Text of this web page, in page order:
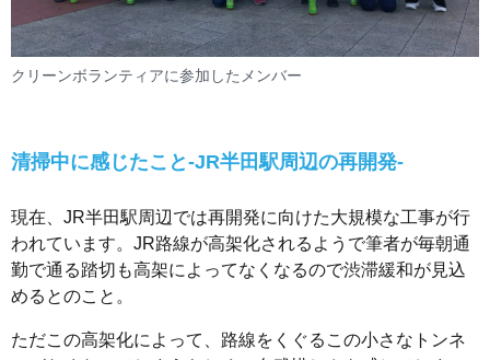
クリーンボランティアに参加したメンバー
清掃中に感じたこと-JR半田駅周辺の再開発-
現在、JR半田駅周辺では再開発に向けた大規模な工事が行
われています。JR路線が高架化されるようで筆者が毎朝通
勤で通る踏切も高架によってなくなるので渋滞緩和が見込
めるとのこと。
ただこの高架化によって、路線をくぐるこの小さなトンネ